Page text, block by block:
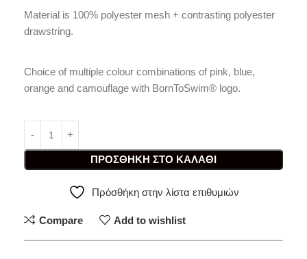
Material is 100% polyester mesh + contrasting polyester
drawstring.
Choice of multiple colour combinations of pink, blue,
orange and camouflage with BornToSwim® logo.
ΠΡΟΣΘΉΚΗ ΣΤΟ ΚΑΛΆΘΙ
Πρόσθήκη στην λίστα επιθυμιών
Compare Add to wishlist